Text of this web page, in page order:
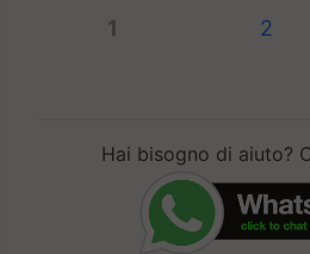
1 2
Hai bisogno di aiuto?